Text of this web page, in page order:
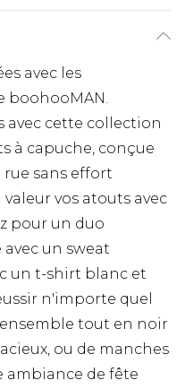
avec les
boohooMAN.
avec cette collection
à capuche, conçue
rue sans effort
vos atouts avec
pour un duo
un sweat
un t-shirt blanc et
n'importe quel
ensemble tout en noir
ou de manches
ambiance de fête